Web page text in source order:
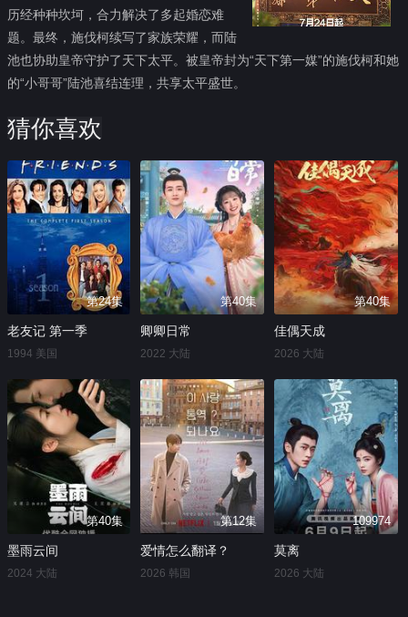
历经种种坎坷，合力解决了多起婚恋难
题。最终，施伐柯续写了家族荣耀，而陆
池也协助皇帝守护了天下太平。被皇帝封为“天下第一媒”的施伐柯和她
的“小哥哥”陆池喜结连理，共享太平盛世。
猜你喜欢
第24集
老友记 第一季
1994 美国
第40集
卿卿日常
2022 大陆
第40集
佳偶天成
2026 大陆
第40集
墨雨云间
2024 大陆
第12集
爱情怎么翻译？
2026 韩国
109974
莫离
2026 大陆